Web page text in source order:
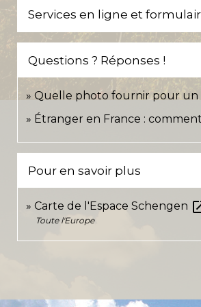
Services en ligne et
Questions ? Réponses !
Quelle photo fournir pour un
Étranger en France :
Pour en savoir plus
Carte de l'Espace Schengen
Toute l'Europe